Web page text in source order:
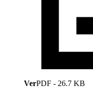
VerPDF - 26.7 KB